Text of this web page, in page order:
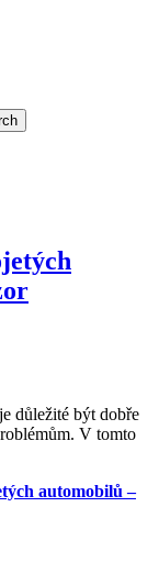
důležité být dobře
V tomto
automobilů –